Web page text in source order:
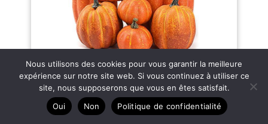
Nous utilisons des cookies pour vous garantir la meilleure
expérience sur notre site web. Si vous continuez à utiliser ce
site, nous supposerons que vous en êtes satisfait.
Oui
Non Politique de confidentialité